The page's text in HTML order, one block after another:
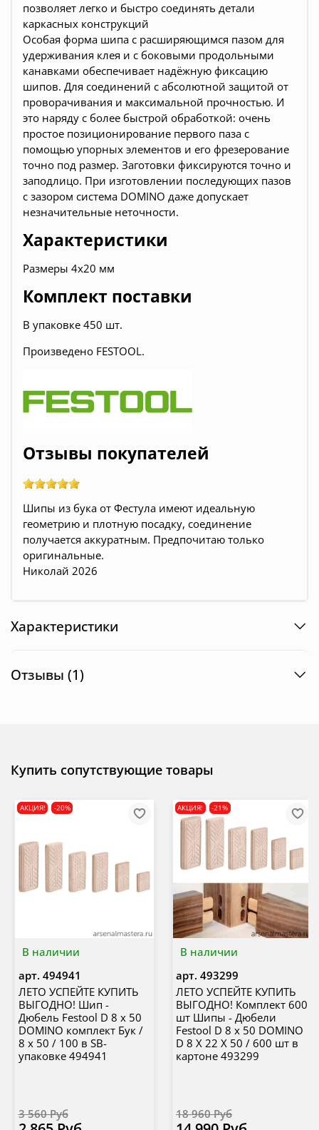
позволяет легко и быстро соединять детали
каркасных конструкций
Особая форма шипа с расширяющимся пазом для
удерживания клея и с боковыми продольными
канавками обеспечивает надёжную фиксацию
шипов. Для соединений с абсолютной защитой от
проворачивания и максимальной прочностью. И
это наряду с более быстрой обработкой: очень
простое позиционирование первого паза с
помощью упорных элементов и его фрезерование
точно под размер. Заготовки фиксируются точно и
заподлицо. При изготовлении последующих пазов
с зазором система DOMINO даже допускает
незначительные неточности.
Характеристики
Размеры 4x20 мм
Комплект поставки
В упаковке 450 шт.
Произведено FESTOOL.
Отзывы покупателей
Шипы из бука от Фестула имеют идеальную
геометрию и плотную посадку, соединение
получается аккуратным. Предпочитаю только
оригинальные.
Николай 2026
Характеристики
Отзывы (1)
Купить сопутствующие товары
В наличии
АКЦИЯ! -20%
арт. 494941
ЛЕТО УСПЕЙТЕ КУПИТЬ
ВЫГОДНО! Шип -
Дюбель Festool D 8 x 50
DOMINO комплект Бук /
8 x 50 / 100 в SB-
упаковке 494941
3 560 Руб
В наличии
АКЦИЯ! -21%
арт. 493299
ЛЕТО УСПЕЙТЕ КУПИТЬ
ВЫГОДНО! Комплект 600
шт Шипы - Дюбели
Festool D 8 x 50 DOMINO
D 8 X 22 X 50 / 600 шт в
картоне 493299
18 960 Руб